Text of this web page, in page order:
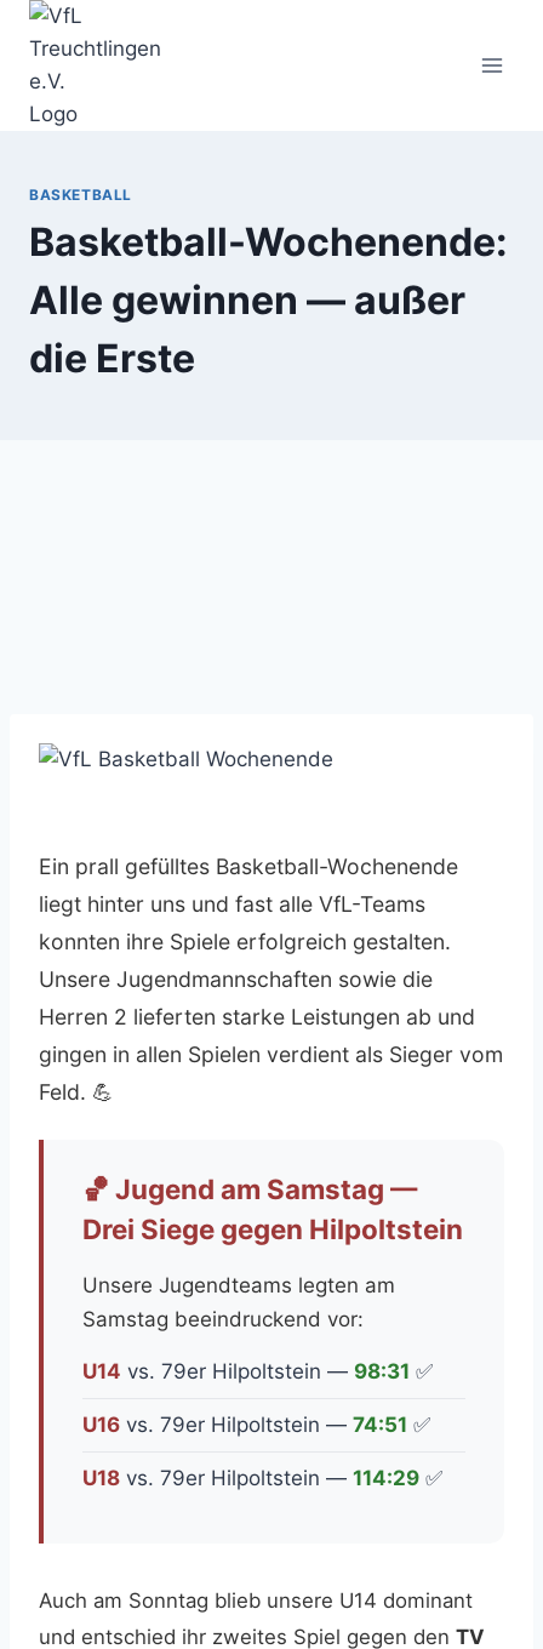
Zum
Inhalt
springen
BASKETBALL
Basketball-Wochenende:
Alle gewinnen — außer
die Erste
Ein prall gefülltes Basketball-Wochenende
liegt hinter uns und fast alle VfL-Teams
konnten ihre Spiele erfolgreich gestalten.
Unsere Jugendmannschaften sowie die
Herren 2 lieferten starke Leistungen ab und
gingen in allen Spielen verdient als Sieger vom
Feld. 💪
🏀 Jugend am Samstag —
Drei Siege gegen Hilpoltstein
Unsere Jugendteams legten am
Samstag beeindruckend vor:
U14 vs. 79er Hilpoltstein — 98:31 ✅
U16 vs. 79er Hilpoltstein — 74:51 ✅
U18 vs. 79er Hilpoltstein — 114:29 ✅
Auch am Sonntag blieb unsere U14 dominant
und entschied ihr zweites Spiel gegen den TV